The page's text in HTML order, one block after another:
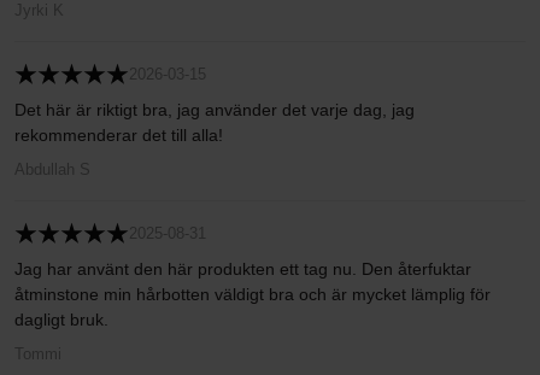
Jyrki K
2026-03-15
Det här är riktigt bra, jag använder det varje dag, jag
rekommenderar det till alla!
Abdullah S
2025-08-31
Jag har använt den här produkten ett tag nu. Den återfuktar
åtminstone min hårbotten väldigt bra och är mycket lämplig för
dagligt bruk.
Tommi